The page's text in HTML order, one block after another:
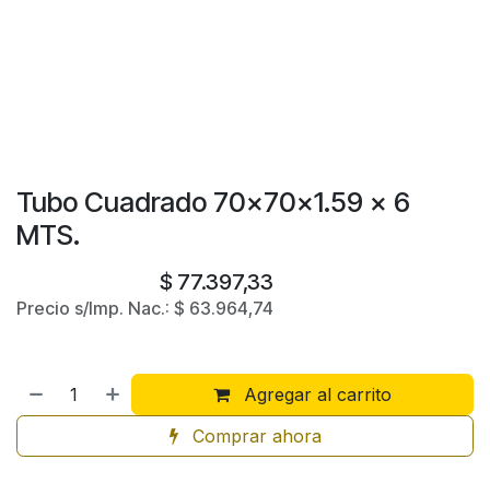
Tubo Cuadrado 70x70x1.59 x 6
MTS.
$ 77.397,33
Precio s/Imp. Nac.: $ 63.964,74
Agregar al carrito
Comprar ahora